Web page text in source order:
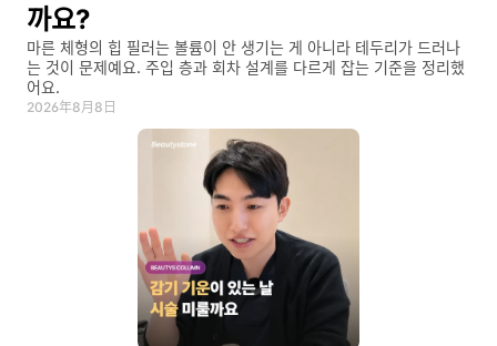
까요?
마른 체형의 힙 필러는 볼륨이 안 생기는 게 아니라 테두리가 드러나
는 것이 문제예요. 주입 층과 회차 설계를 다르게 잡는 기준을 정리했
어요.
2026年8月8日